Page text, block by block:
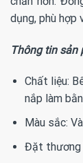
dụng, phù hợp
Thông tin sản
Chất liệu:
nắp làm
Màu sắc:
Đặt thương